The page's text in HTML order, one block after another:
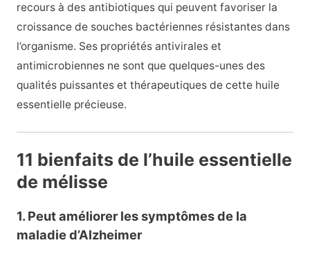
recours à des antibiotiques qui peuvent favoriser la
croissance de souches bactériennes résistantes dans
l’organisme. Ses propriétés antivirales et
antimicrobiennes ne sont que quelques-unes des
qualités puissantes et thérapeutiques de cette huile
essentielle précieuse.
11 bienfaits de l’huile essentielle
de mélisse
1. Peut améliorer les symptômes de la
maladie d’Alzheimer